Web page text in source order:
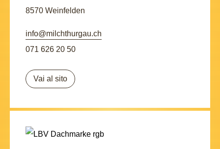
8570 Weinfelden
info@milchthurgau.ch
071 626 20 50
Vai al sito